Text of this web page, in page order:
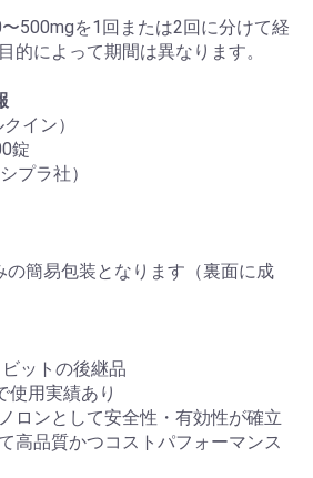
500mgを1回または2回に分けて経
的によって期間は異なります。
イン）
錠
プラ社）
の簡易包装となります（裏面に成
ットの後継品
使用実績あり
ロンとして安全性・有効性が確立
高品質かつコストパフォーマンス